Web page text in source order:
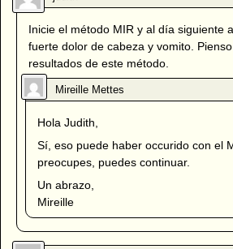
Inicie el método MIR y al día siguiente
fuerte dolor de cabeza y vomito.
resultados de este método.
Hola Judith,
Sí, eso puede haber occurido con el
preocupes, puedes continuar.
Un abrazo,
Mireille